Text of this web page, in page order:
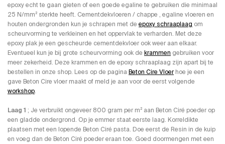
epoxy echt te gaan gieten of een goede egaline te gebruiken die minimaal
25 N/mm² sterkte heeft. Cementdekvloeren / chappe , egaline vloeren en
houten ondergronden kun je schrapen met de epoxy schraaplaag om
scheurvorming te verkleinen en het oppervlak te verharden. Met deze
epoxy plak je een gescheurde cementdekvloer ook weer aan elkaar.
Eventueel kun je bij grote scheurvorming ook de krammen gebruiken voor
meer zekerheid. Deze krammen en de epoxy schraaplaag zijn apart bij te
bestellen in onze shop. Lees op de pagina Beton Cire Vloerhoe je een
gave Beton Cire vloer maakt of meld je aan voor de eerst volgende
workshop.
Laag 1 ; Je verbruikt ongeveer 800 gram per m² aan Beton Ciré poeder op
een gladde ondergrond. Op je emmer staat eerste laag. Korreldikte
plaatsen met een lopende Beton Ciré pasta. Doe eerst de Resin in de kuip
en voeg dan de Beton Ciré poeder eraan toe. Goed doormengen met een